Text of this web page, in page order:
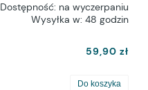
Dostępność: na wyczerpaniu
Wysyłka w: 48 godzin
59,90 zł
Do koszyka